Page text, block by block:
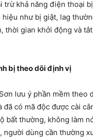
trừ khả năng điện thoại
như bị giật, lag
thời gian khởi động và
bị theo dõi định vị
lưu ý phần mềm theo
đã có mã độc được cài
bất thường, không làm
người dùng cần thường